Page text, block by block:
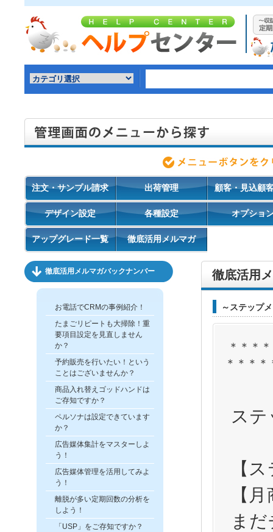
注文・サンプル請求 出荷管理 顧客・見込顧
デザイン設定 各種設定 オプショ
アップグレード一覧 徹底活用メルマガ
徹底活用メルマガバックナンバー
お電話でCRMの事例紹介！
たまごリピートも大掃除！重
要項目設定を見直しません
か？
予約販売を行いたい！という
ことはございませんか？
商品入れ替えゴッドハンドは
ご存知ですか？
ペルソナは設定できています
か？
広告媒体集計をマスターしよ
う！
広告媒体管理を活用してみよ
う！
離脱が多い定期回数の分析を
しよう！
「USP」をご存知ですか？
徹底活用
～ステップ
＊＊＊
＊＊＊＊
ス
【
【
ま